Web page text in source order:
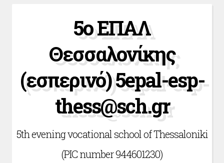
5ο ΕΠΑΛ
Θεσσαλονίκης
(εσπερινό) 5epal-esp-
thess@sch.gr
5th evening vocational school of Thessaloniki
(PIC number 944601230)